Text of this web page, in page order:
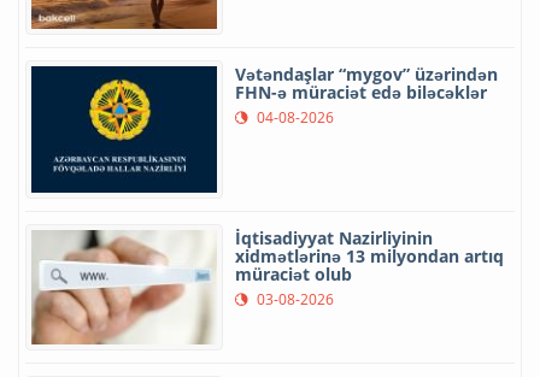
Vətəndaşlar “mygov” üzərindən
FHN-ə müraciət edə biləcəklər
04-08-2026
İqtisadiyyat Nazirliyinin
xidmətlərinə 13 milyondan artıq
müraciət olub
03-08-2026